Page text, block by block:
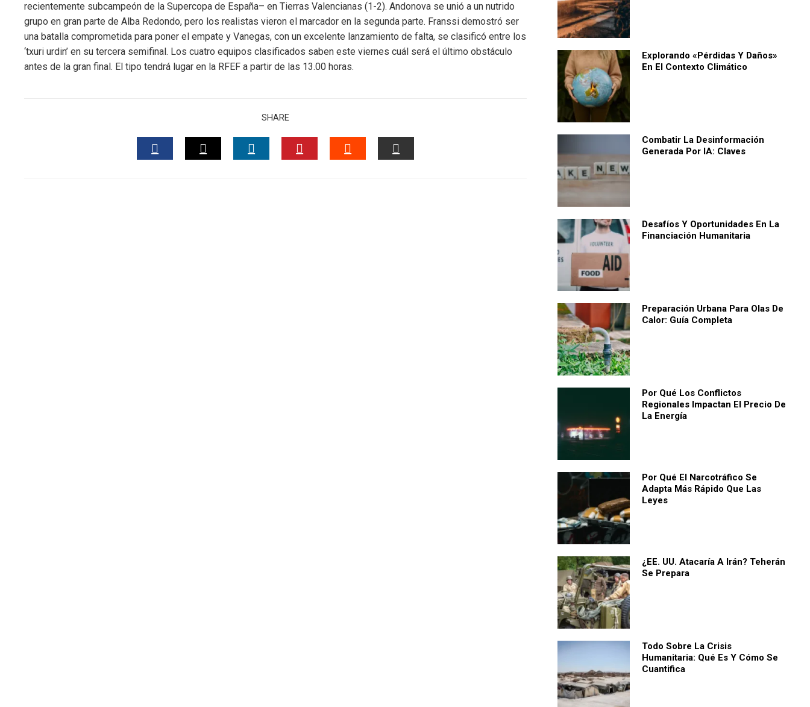
recientemente subcampeón de la Supercopa de España– en Tierras Valencianas (1-2). Andonova se unió a un nutrido
grupo en gran parte de Alba Redondo, pero los realistas vieron el marcador en la segunda parte. Franssi demostró ser
una batalla comprometida para poner el empate y Vanegas, con un excelente lanzamiento de falta, se clasificó entre los
‘txuri urdin’ en su tercera semifinal. Los cuatro equipos clasificados saben este viernes cuál será el último obstáculo
antes de la gran final. El tipo tendrá lugar en la RFEF a partir de las 13.00 horas.
SHARE
Explorando «pérdidas Y Daños»
En El Contexto Climático
Combatir La Desinformación
Generada Por IA: Claves
Desafíos Y Oportunidades En La
Financiación Humanitaria
Preparación Urbana Para Olas De
Calor: Guía Completa
Por Qué Los Conflictos
Regionales Impactan El Precio De
La Energía
Por Qué El Narcotráfico Se
Adapta Más Rápido Que Las
Leyes
¿EE. UU. Atacaría A Irán? Teherán
Se Prepara
Todo Sobre La Crisis
Humanitaria: Qué Es Y Cómo Se
Cuantifica